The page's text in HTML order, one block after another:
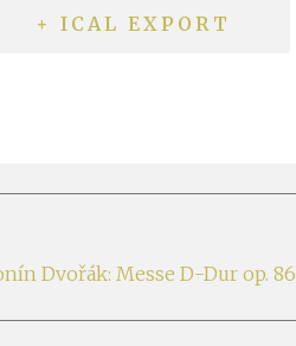
+ ICAL EXPORT
Dvořák: Messe D-Dur op. 86